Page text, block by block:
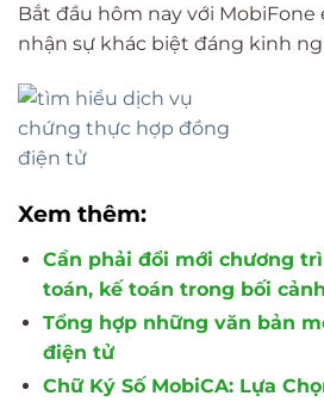
Bắt đầu hôm nay với MobiFone
nhận sự khác biệt đáng kinh
Xem thêm:
Cần phải đổi mới chương
toán, kế toán trong bối
Tổng hợp những văn bản
điện tử
Chữ Ký Số MobiCA: Lựa